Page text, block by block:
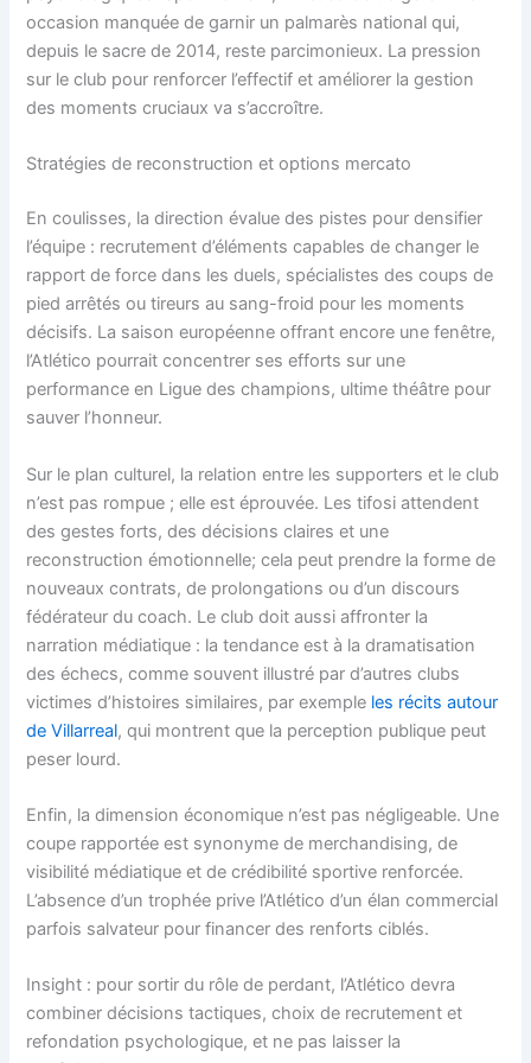
occasion manquée de garnir un palmarès national qui,
depuis le sacre de 2014, reste parcimonieux. La pression
sur le club pour renforcer l’effectif et améliorer la gestion
des moments cruciaux va s’accroître.
Stratégies de reconstruction et options mercato
En coulisses, la direction évalue des pistes pour densifier
l’équipe : recrutement d’éléments capables de changer le
rapport de force dans les duels, spécialistes des coups de
pied arrêtés ou tireurs au sang-froid pour les moments
décisifs. La saison européenne offrant encore une fenêtre,
l’Atlético pourrait concentrer ses efforts sur une
performance en Ligue des champions, ultime théâtre pour
sauver l’honneur.
Sur le plan culturel, la relation entre les supporters et le club
n’est pas rompue ; elle est éprouvée. Les tifosi attendent
des gestes forts, des décisions claires et une
reconstruction émotionnelle; cela peut prendre la forme de
nouveaux contrats, de prolongations ou d’un discours
fédérateur du coach. Le club doit aussi affronter la
narration médiatique : la tendance est à la dramatisation
des échecs, comme souvent illustré par d’autres clubs
victimes d’histoires similaires, par exemple les récits autour
de Villarreal, qui montrent que la perception publique peut
peser lourd.
Enfin, la dimension économique n’est pas négligeable. Une
coupe rapportée est synonyme de merchandising, de
visibilité médiatique et de crédibilité sportive renforcée.
L’absence d’un trophée prive l’Atlético d’un élan commercial
parfois salvateur pour financer des renforts ciblés.
Insight : pour sortir du rôle de perdant, l’Atlético devra
combiner décisions tactiques, choix de recrutement et
refondation psychologique, et ne pas laisser la